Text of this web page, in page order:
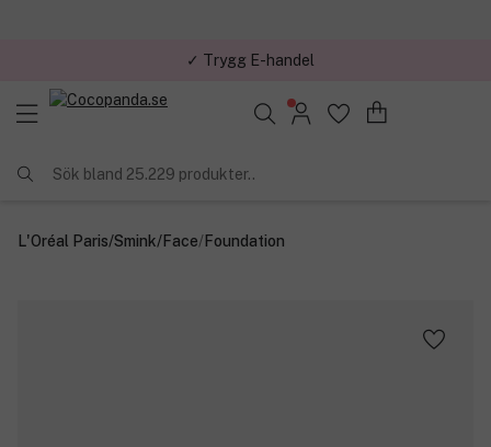
✓ Trygg E-handel
Sök bland 25.229 produkter..
L'Oréal Paris/Smink/Face/Foundation